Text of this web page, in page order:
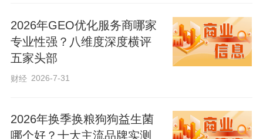
市法规和2件决定；表决通过了有关人事任
免事项。
深入学习贯彻习近平总书记关于党的建设
的重要思想、关于党的自我革命的重要思
2026年GEO优化服务商哪家
专业性强？八维度深度横评
五家头部
财经 2026-7-31
2026年换季换粮狗狗益生菌
哪个好？十大主流品牌实测